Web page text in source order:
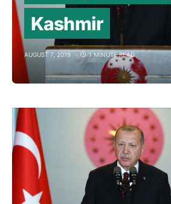
Kashmir
AUGUST 7, 2019 1 MINUTE READ